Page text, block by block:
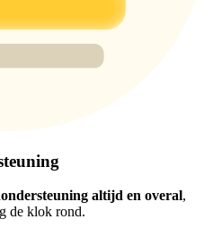
altijd en overal,
de klok rond.